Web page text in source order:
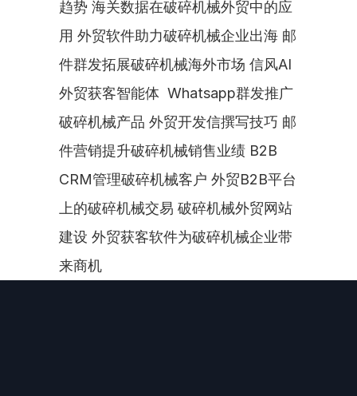
趋势 海关数据在破碎机械外贸中的应
用 外贸软件助力破碎机械企业出海 邮
件群发拓展破碎机械海外市场 信风AI
外贸获客智能体  Whatsapp群发推广
破碎机械产品 外贸开发信撰写技巧 邮
件营销提升破碎机械销售业绩 B2B
CRM管理破碎机械客户 外贸B2B平台
上的破碎机械交易 破碎机械外贸网站
建设 外贸获客软件为破碎机械企业带
来商机